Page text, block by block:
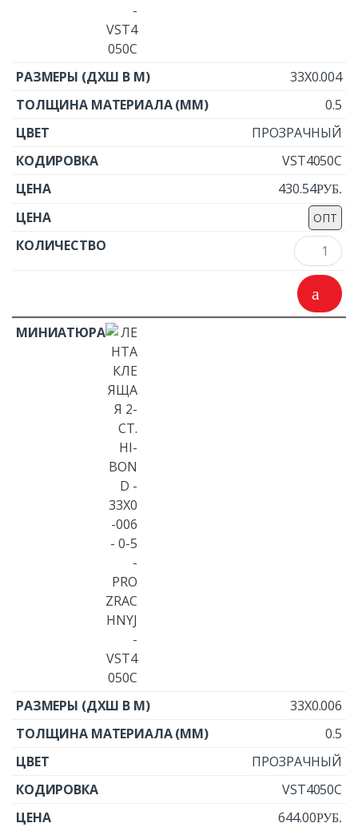
33X0.004
0.5
ПРОЗРАЧНЫЙ
VST4050C
430.54РУБ.
ОПТ
33X0.006
0.5
ПРОЗРАЧНЫЙ
VST4050C
644.00РУБ.